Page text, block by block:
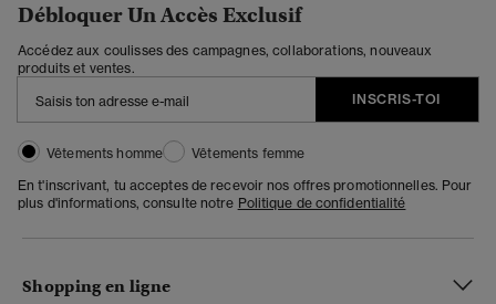
Débloquer Un Accès Exclusif
Accédez aux coulisses des campagnes, collaborations, nouveaux
produits et ventes.
INSCRIS-TOI
Vêtements homme
Vêtements femme
En t'inscrivant, tu acceptes de recevoir nos offres promotionnelles. Pour
plus d'informations, consulte notre Politique de confidentialité
Shopping en ligne